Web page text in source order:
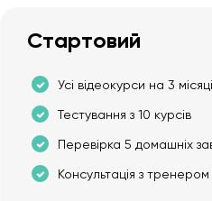
Стартовий
Усі відеокурси на 3 місяці
Тестування з 10 курсів
Перевірка 5 домашніх
Консультація з